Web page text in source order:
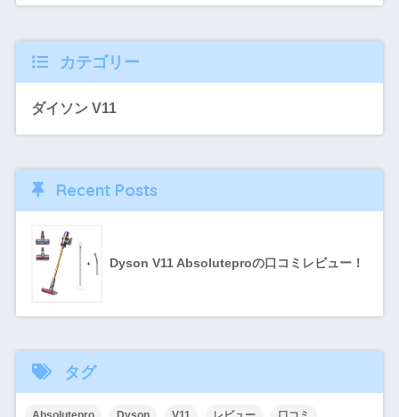
カテゴリー
ダイソン V11
Recent Posts
Dyson V11 Absoluteproの口コミレビュー！
タグ